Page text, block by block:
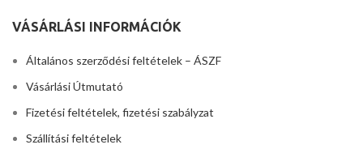
VÁSÁRLÁSI INFORMÁCIÓK
Általános szerződési feltételek – ÁSZF
Vásárlási Útmutató
Fizetési feltételek, fizetési szabályzat
Szállítási feltételek